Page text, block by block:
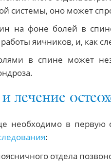
системы, оно может
на фоне болей в
яичников, и, как
в спине может
лечение
необходимо в первую
:
отдела